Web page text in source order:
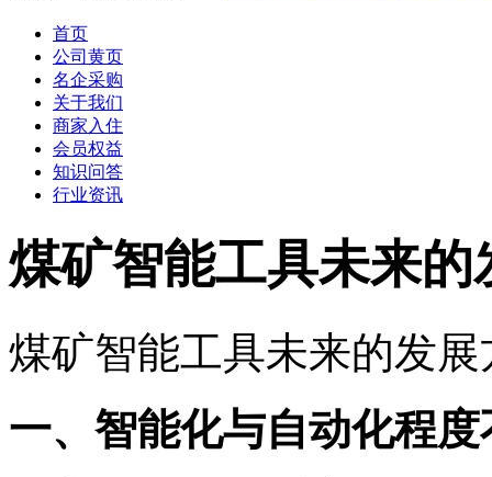
首页
公司黄页
名企采购
关于我们
商家入住
会员权益
知识问答
行业资讯
煤矿智能工具未来的
煤矿智能工具未来的发
一、智能化与自动化程